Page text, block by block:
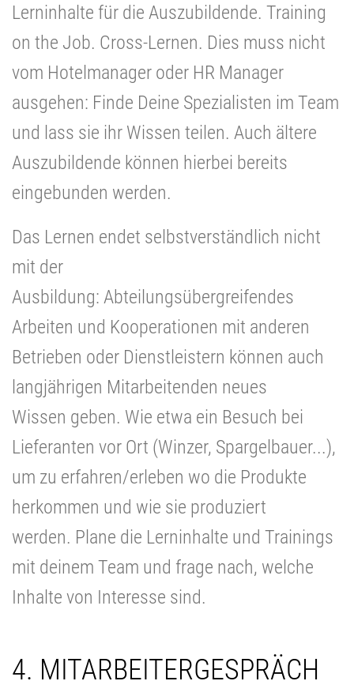
Lerninhalte für die Auszubildende. Training
on the Job. Cross-Lernen. Dies muss nicht
vom Hotelmanager oder HR Manager
ausgehen: Finde Deine Spezialisten im Team
und lass sie ihr Wissen teilen. Auch ältere
Auszubildende können hierbei bereits
eingebunden werden.
Das Lernen endet selbstverständlich nicht
mit der
Ausbildung: Abteilungsübergreifendes
Arbeiten und Kooperationen mit anderen
Betrieben oder Dienstleistern können auch
langjährigen Mitarbeitenden neues
Wissen geben. Wie etwa ein Besuch bei
Lieferanten vor Ort (Winzer, Spargelbauer...),
um zu erfahren/erleben wo die Produkte
herkommen und wie sie produziert
werden. Plane die Lerninhalte und Trainings
mit deinem Team und frage nach, welche
Inhalte von Interesse sind.
4. MITARBEITERGESPRÄCH